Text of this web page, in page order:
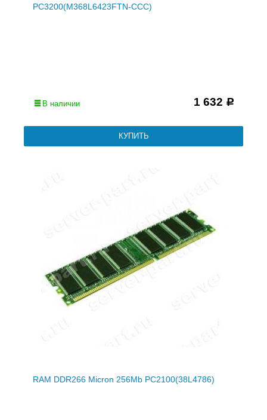
PC3200(M368L6423FTN-CCC)
В наличии 1 632 Р
RAM DDR266 Micron 256Mb PC2100(38L4786)